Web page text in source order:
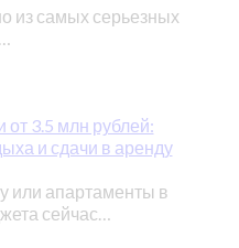
из самых серьезных
3.5 млн рублей:
и сдачи в аренду
или апартаменты в
сейчас…